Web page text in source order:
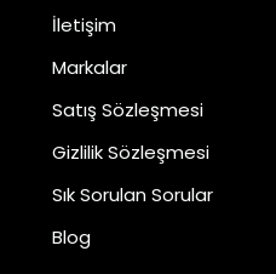
İletişim
Markalar
Satış Sözleşmesi
Gizlilik Sözleşmesi
Sık Sorulan Sorular
Blog